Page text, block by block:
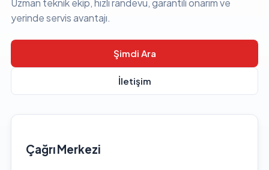
Uzman teknik ekip, hızlı randevu, garantili onarım ve
yerinde servis avantajı.
Şimdi Ara
İletişim
Çağrı Merkezi